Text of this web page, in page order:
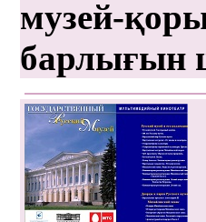
музей-
барлығын